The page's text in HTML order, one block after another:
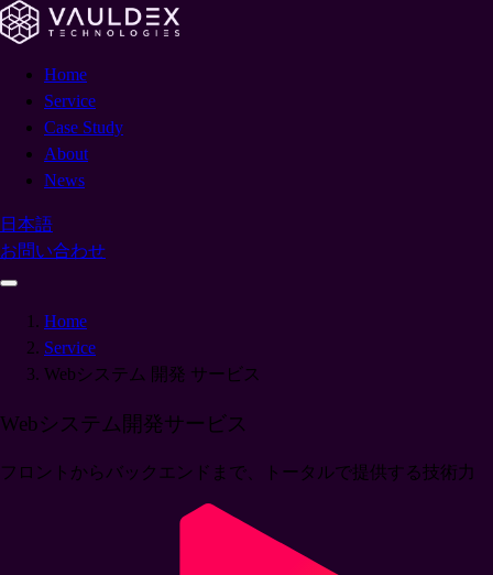
Home
Service
Case Study
About
News
日本語
お問い合わせ
Home
Service
Webシステム 開発 サービス
Webシステム 開発サービス
フロントからバックエンドまで、トータルで提供する技術力